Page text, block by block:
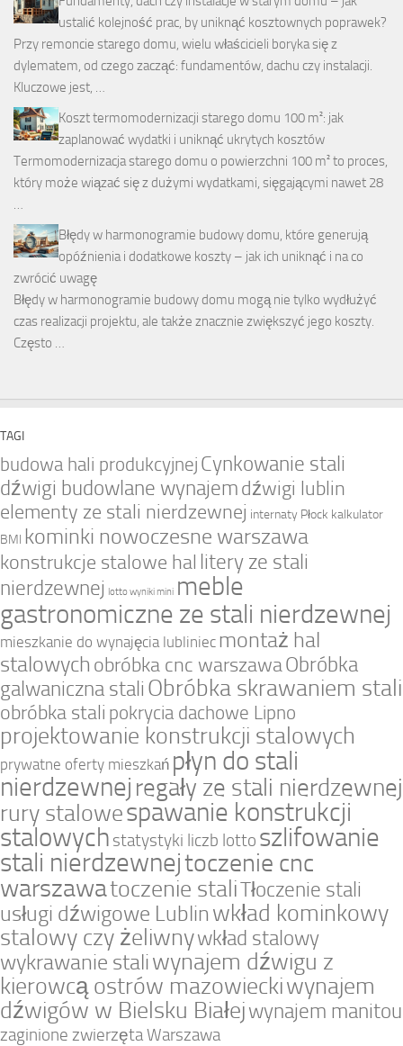
ustalić kolejność prac, by uniknąć kosztownych poprawek?
Przy remoncie starego domu, wielu właścicieli boryka się z
dylematem, od czego zacząć: fundamentów, dachu czy instalacji.
Kluczowe jest, …
Koszt termomodernizacji starego domu 100 m²: jak
zaplanować wydatki i uniknąć ukrytych kosztów
Termomodernizacja starego domu o powierzchni 100 m² to proces,
który może wiązać się z dużymi wydatkami, sięgającymi nawet 28
…
Błędy w harmonogramie budowy domu, które generują
opóźnienia i dodatkowe koszty – jak ich uniknąć i na co
zwrócić uwagę
Błędy w harmonogramie budowy domu mogą nie tylko wydłużyć
czas realizacji projektu, ale także znacznie zwiększyć jego koszty.
Często …
TAGI
budowa hali produkcyjnej Cynkowanie stali
dźwigi budowlane wynajemdźwigi lublin
elementy ze stali nierdzewnej internaty Płock kalkulator
BMI kominki nowoczesne warszawa
konstrukcje stalowe hal litery ze stali
nierdzewnej lotto wyniki mini meble
gastronomiczne ze stali nierdzewnej
mieszkanie do wynajęcia lubliniec montaż hal
stalowych obróbka cnc warszawaObróbka
galwaniczna stali Obróbka skrawaniem stali
obróbka stali pokrycia dachowe Lipno
projektowanie konstrukcji stalowych
prywatne oferty mieszkań płyn do stali
nierdzewnej regały ze stali nierdzewnej
rury stalowespawanie konstrukcji
stalowych statystyki liczb lotto szlifowanie
stali nierdzewnejtoczenie cnc
warszawatoczenie staliTłoczenie stali
usługi dźwigowe Lublin wkład kominkowy
stalowy czy żeliwnywkład stalowy
wykrawanie staliwynajem dźwigu z
kierowcą ostrów mazowieckiwynajem
dźwigów w Bielsku Białejwynajem manitou
zaginione zwierzęta Warszawa